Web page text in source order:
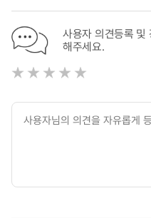
사용자 의견등록 및
해주세요.